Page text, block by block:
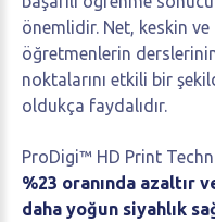
önemlidir. Net, keskin ve
öğretmenlerin
noktalarını etkili bir
oldukça faydalıdır.
ProDigi™ HD Print
%23 oranında azaltır
daha yoğun siyahlık